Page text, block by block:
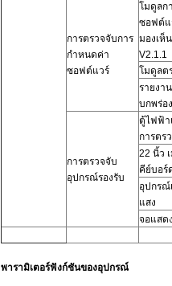
การตรวจจับการ
กำหนดค่า
ซอฟต์แวร์
โมดูลก
ซอฟต์แ
มองเห็
V2.1.1
โมดูลต
รายงา
บกพร่อง
การตรวจจับ
อุปกรณ์รองรับ
ตู้ไฟฟ้า
การตร
22 นิ้ว
คีย์บอร์
อุปกรณ์
แสง
จอแสด
พารามิเตอร์ฟังก์ชันของอุปกรณ์